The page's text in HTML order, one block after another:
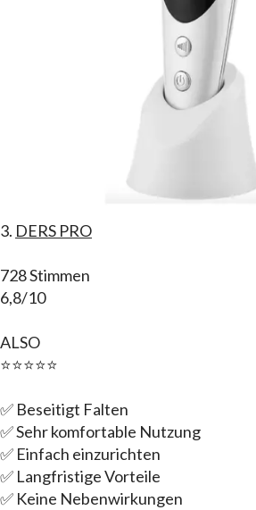
3. DERS PRO
728 Stimmen
6,8/10
ALSO
⭐⭐⭐⭐⭐
✅ Beseitigt Falten
✅ Sehr komfortable Nutzung
✅ Einfach einzurichten
✅ Langfristige Vorteile
✅ Keine Nebenwirkungen